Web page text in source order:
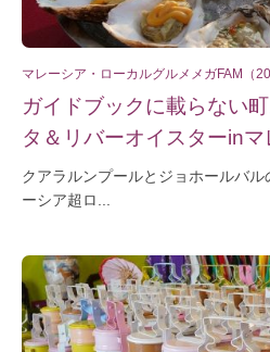
マレーシア・ローカルグルメメガFAM（
ガイドブックに載らない
タ＆リバーオイスターinマ
クアラルンプールとジョホールバ
ーシア超ロ...